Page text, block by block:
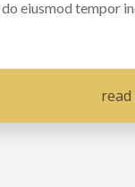
eiusmod tempor